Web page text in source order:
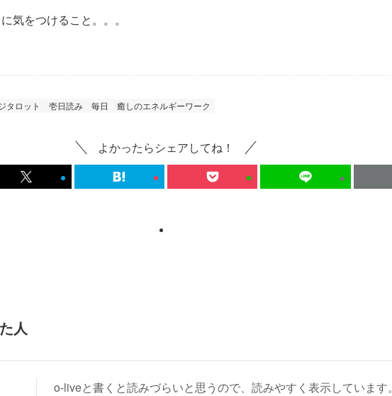
気をつけること。。。
タロット 壱日読み 毎日 癒しのエネルギーワーク
よかったらシェアしてね！
人
o-liveと書くと読みづらいと思うので、読みやすく表示しています。